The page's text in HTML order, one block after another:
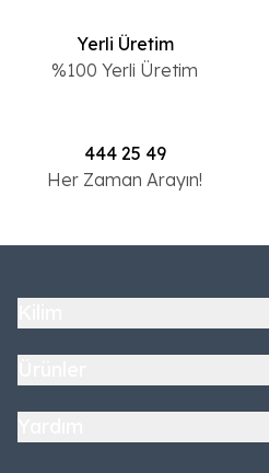
Yerli Üretim
%100 Yerli Üretim
444 25 49
Her Zaman Arayın!